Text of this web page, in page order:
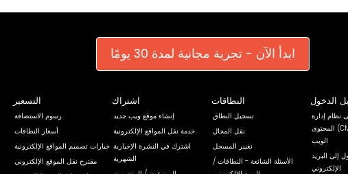
ابدأ الآن - تجربة مجانية لمدة 30 يومًا
التسعير
رسوم الاستضافة
أسعار النطاقات
خيارات تصميم المواقع الإلكترونية
مقترح نقل الموقع الإلكتروني
اشتراك
إنشاء موقع ويب جديد
خدمة نقل المواقع الإلكترونية
اشترك في النشرة الإخبارية
الشهرية
النطاقات
تسجيل النطاق
نقل المجال
تغيير المسجل
الأسئلة الشائعة - النطاقات /
الدخول
نظام إدارة
المحتوى (CMS) الخاص بموقع
الويب
إلى البريد
الإلكتروني